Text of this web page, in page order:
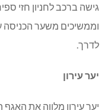
גישה ברכב לחניון חזי
לדרך.
יער עירון
יער עירון מלווה את האגף